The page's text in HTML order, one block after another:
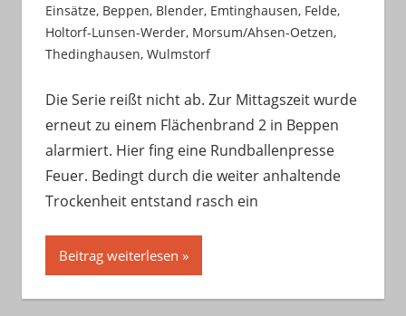
Einsätze, Beppen, Blender, Emtinghausen, Felde,
Holtorf-Lunsen-Werder, Morsum/Ahsen-Oetzen,
Thedinghausen, Wulmstorf
Die Serie reißt nicht ab. Zur Mittagszeit wurde
erneut zu einem Flächenbrand 2 in Beppen
alarmiert. Hier fing eine Rundballenpresse
Feuer. Bedingt durch die weiter anhaltende
Trockenheit entstand rasch ein
Beitrag weiterlesen